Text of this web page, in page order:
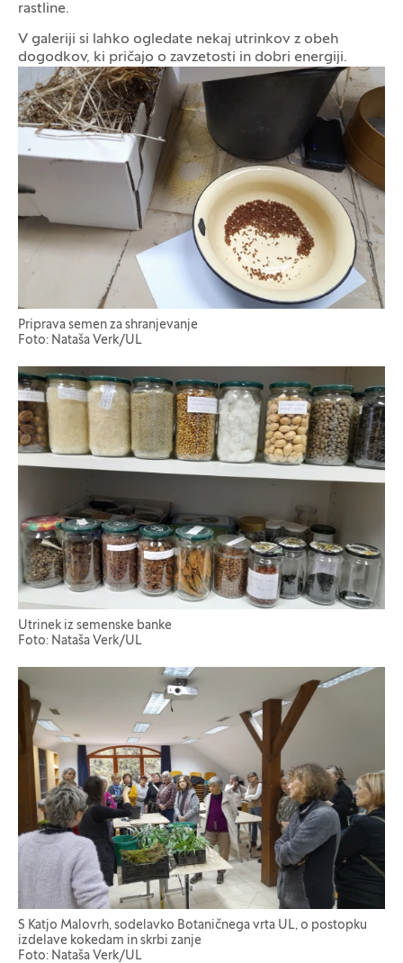
rastline.
V galeriji si lahko ogledate nekaj utrinkov z obeh
dogodkov, ki pričajo o zavzetosti in dobri energiji.
Galerija fotografij
Priprava semen za shranjevanje
Foto: Nataša Verk/UL
Utrinek iz semenske banke
Foto: Nataša Verk/UL
S Katjo Malovrh, sodelavko Botaničnega vrta UL, o postopku
izdelave kokedam in skrbi zanje
Foto: Nataša Verk/UL